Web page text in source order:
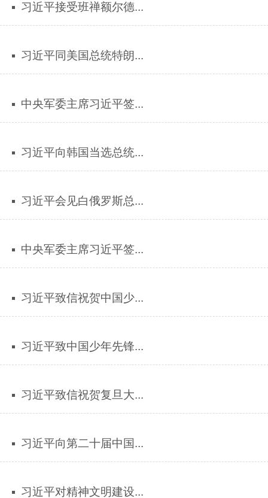
习近平接受班禅额尔德...
习近平同美国总统特朗...
中央军委主席习近平签...
习近平向韩国当选总统...
习近平会见白俄罗斯总...
中央军委主席习近平签...
习近平致信祝贺中国少...
习近平致中国少年先锋...
习近平致信祝贺复旦大...
习近平向第二十届中国...
习近平对精神文明建设...